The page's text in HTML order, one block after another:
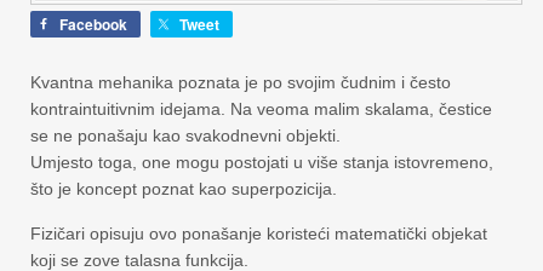
Facebook Tweet
Kvantna mehanika poznata je po svojim čudnim i često
kontraintuitivnim idejama. Na veoma malim skalama, čestice
se ne ponašaju kao svakodnevni objekti.
Umjesto toga, one mogu postojati u više stanja istovremeno,
što je koncept poznat kao superpozicija.
Fizičari opisuju ovo ponašanje koristeći matematički objekat
koji se zove talasna funkcija.